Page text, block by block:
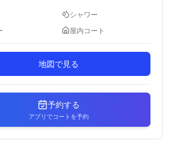
シャワー
屋内コート
地図で見る
予約する
アプリでコートを予約